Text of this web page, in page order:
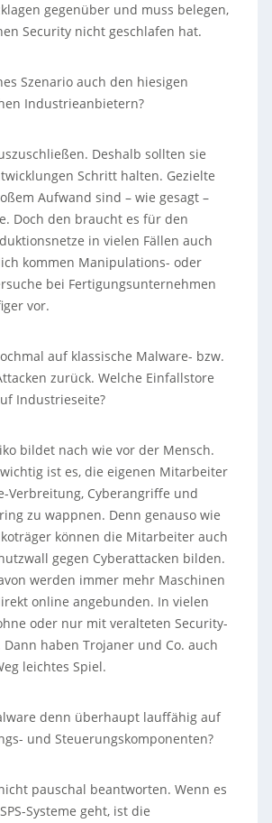
gegenüber und muss belegen,
Security nicht geschlafen hat.
Szenario auch den hiesigen
Industrieanbietern?
Deshalb sollten sie
Schritt halten. Gezielte
Aufwand sind – wie gesagt –
Doch den braucht es für den
in vielen Fällen auch
kommen Manipulations- oder
bei Fertigungsunternehmen
vor.
auf klassische Malware- bzw.
zurück. Welche Einfallstore
Industrieseite?
bildet nach wie vor der Mensch.
ist es, die eigenen Mitarbeiter
Verbreitung, Cyberangriffe und
zu wappnen. Denn genauso wie
können die Mitarbeiter auch
gegen Cyberattacken bilden.
werden immer mehr Maschinen
online angebunden. In vielen
oder nur mit veralteten Security-
haben Trojaner und Co. auch
leichtes Spiel.
denn überhaupt lauffähig auf
und Steuerungskomponenten?
pauschal beantworten. Wenn es
Systeme geht, ist die